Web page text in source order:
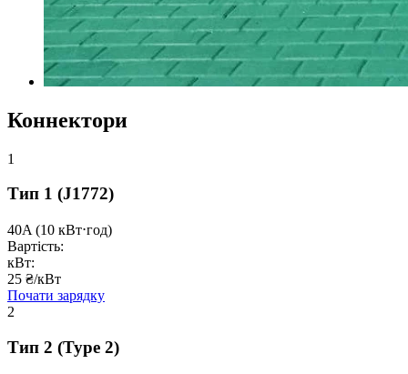
Коннектори
1
Тип 1 (J1772)
40A (10 кВт⋅год)
Вартість:
кВт:
25 ₴/кВт
Почати зарядку
2
Тип 2 (Type 2)